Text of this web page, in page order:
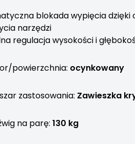
blokada wypięcia dzięki
narzędzi
regulacja wysokości i
powierzchnia: ocynkowany
zastosowania: Zawieszka
na parę:130 kg